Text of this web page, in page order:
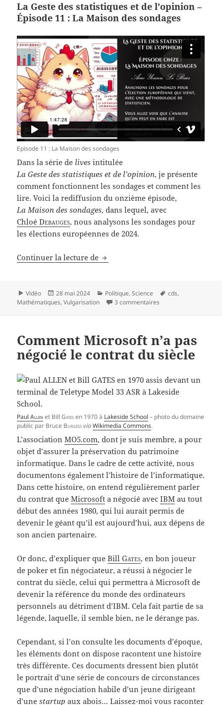
La Geste des statistiques et de l’opinion –
Épisode 11 : La Maison des sondages
Episode 11 : La Maison des sondages
Dans la série de lives intitulée
La Geste des statistiques et de l’opinion, je présente
comment fonctionnent les sondages et comment les
lire. Voici la rediffusion du onzième épisode,
La Maison des sondages, dans lequel, avec
ChloéDebauges, nous analysons les sondages pour
les élections européennes de 2024.
Continuer la lecture de La Geste des statistiques et de
Format
Vidéo
Publié
le
28 mai 2024 Catégories
Politique,Science
Mots-
cds,
Mathématiques,Vulgarisation 3 commentaires
Comment Microsoft n’a pas
négocié le contrat du siècle
PaulAllenet BillGatesen 1970 à Lakeside School – photo du domaine
public par Bruce Burgess via Wikimedia Commons.
L’associationMO5.com, dont je suis membre, a pour
objet d’assurer la préservation du patrimoine
informatique. Dans le cadre de cette activité, nous
documentons également l’histoire de l’informatique.
Dans cette histoire, on entend régulièrement parler
du contrat queMicrosoft a négocié avecIBM au tout
début des années 1980, qui lui aurait permis de
devenir le géant qu’il est aujourd’hui, aux dépens de
son ancien partenaire.
Or donc, d’expliquer queBillGates, en bon joueur
de poker et fin négociateur, a réussi à négocier le
contrat du siècle, celui qui permettra à Microsoft de
devenir la référence du monde des ordinateurs
personnels au détriment d’IBM. Cela fait partie de sa
légende, laquelle, il semble bien, ne le dérange pas.
Cependant, si l’on consulte les documents d’époque,
les éléments dont on dispose racontent une histoire
très différente. Ces documents dressent bien plutôt
le portrait d’une série de concours de circonstances
que d’une négociation habile d’un jeune dirigeant
d’unestartup aux abois… Laissez-moi vous raconter